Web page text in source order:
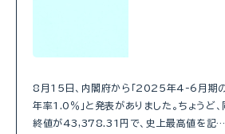
8月15日、内閣府から「2025年4-6月期
年率1.0％」と発表がありました。ちょうど
終値が43,378.31円で、史上最高値を記…